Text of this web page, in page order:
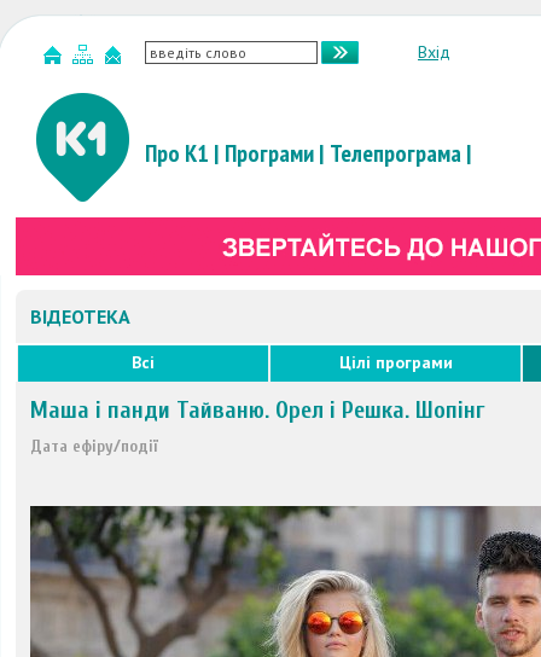
Вхід
Про К1 | Програми| Телепрограма|
ВІДЕОТЕКА
Всі Цілі програми
Маша і панди Тайваню. Орел і Решка. Шопінг
Дата ефіру/події